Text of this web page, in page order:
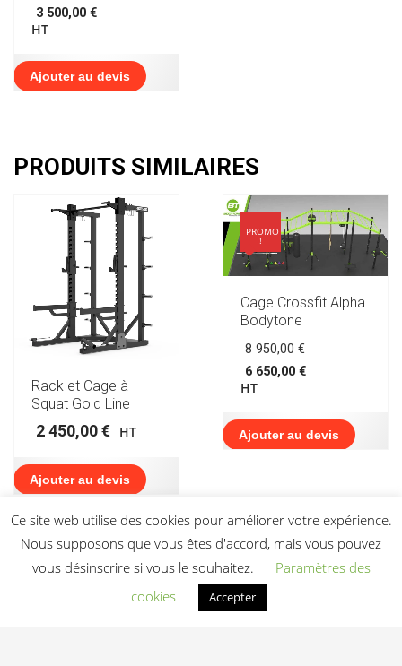
250,00 €.
3 500,00 €
Le
actuel
est :
3
HT
Ajouter au devis
PRODUITS SIMILAIRES
Rack et Cage à
Squat Gold Line
2 450,00€ HT
Ajouter au devis
PROMO
!
Cage Crossfit Alpha
Bodytone
8 950,00€
950,00 €.
6 650,00 €
Le
actuel
est :
6
HT
Ajouter au devis
Ce site web utilise des cookies pour améliorer votre expérience.
Nous supposons que vous êtes d'accord, mais vous pouvez
vous désinscrire si vous le souhaitez.
Paramètres des
cookies
Accepter